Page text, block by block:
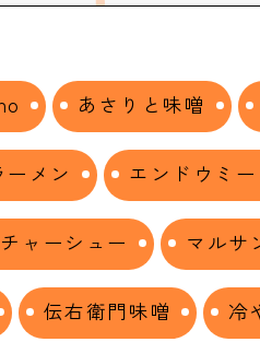
あさりと味噌
メン エンドウミー
ャーシュー マルサ
伝右衛門味噌 冷